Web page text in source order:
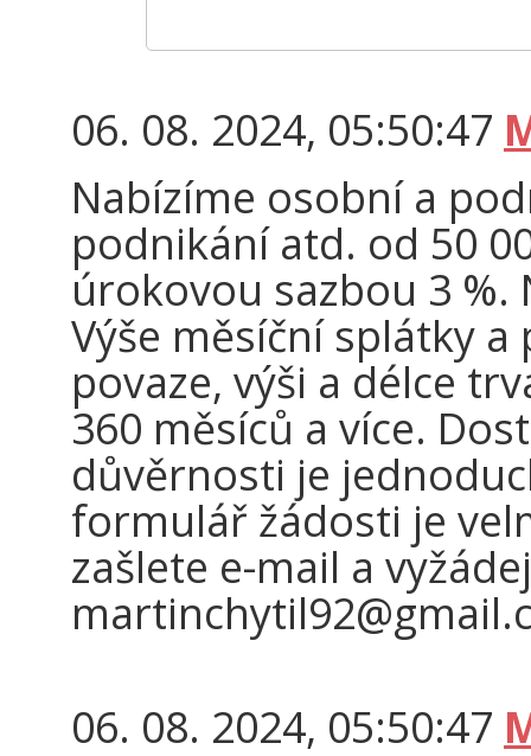
06. 08. 2024, 05:50:47
Nabízíme osobní a
podnikání atd. od 50
úrokovou sazbou 3
Výše měsíční splátky
povaze, výši a délce
360 měsíců a více.
důvěrnosti je
formulář žádosti je
zašlete e-mail a
06. 08. 2024, 05:50:47